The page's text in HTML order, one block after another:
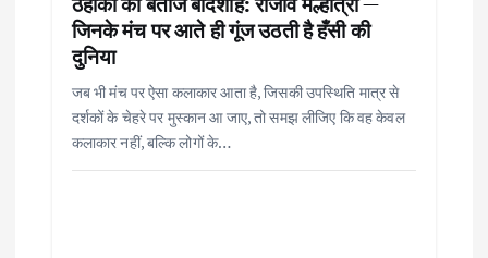
जिनके मंच पर आते ही गूंज उठती है हँसी की
दुनिया
जब भी मंच पर ऐसा कलाकार आता है, जिसकी उपस्थिति मात्र से
दर्शकों के चेहरे पर मुस्कान आ जाए, तो समझ लीजिए कि वह केवल
कलाकार नहीं, बल्कि लोगों के…